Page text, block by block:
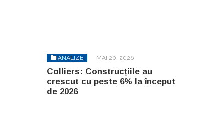
ANALIZE MAI 20, 2026
Colliers: Construcțiile au
crescut cu peste 6% la început
de 2026